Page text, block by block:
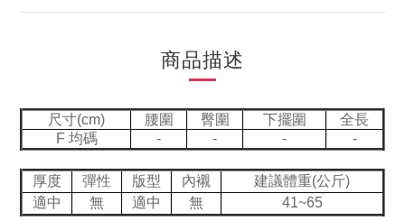
商品描述
尺寸(cm) 腰圍 臀圍 下擺圍
全長
F 均碼
- - - -
厚度 彈性 版型 內襯
建議體重(公斤)
適中
無 適中 無 41~65